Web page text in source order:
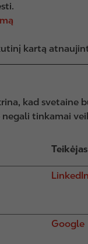
kartą
kad svetaine
negali tinkamai
Teikėjas
LinkedIn
Google